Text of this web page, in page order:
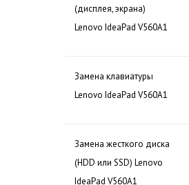
(дисплея, экрана)
Lenovo IdeaPad V560A1
Замена клавиатуры
Lenovo IdeaPad V560A1
Замена жесткого диска
(HDD или SSD) Lenovo
IdeaPad V560A1